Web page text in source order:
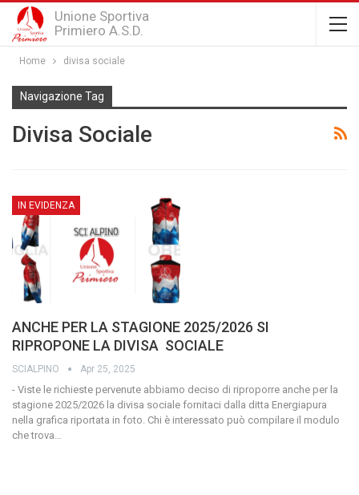
Unione Sportiva
Primiero A.S.D.
Home divisa sociale
Navigazione Tag
Divisa Sociale
IN EVIDENZA
ANCHE PER LA STAGIONE 2025/2026 SI
RIPROPONE LA DIVISA SOCIALE
SCIALPINO Apr 25, 2025
- Viste le richieste pervenute abbiamo deciso di riproporre anche per la
stagione 2025/2026 la divisa sociale fornitaci dalla ditta Energiapura
nella grafica riportata in foto. Chi è interessato può compilare il modulo
che trova…